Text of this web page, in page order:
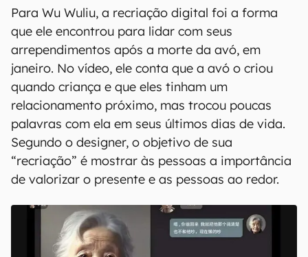
pessoa falecida tem gerado debate entre
internautas. De um lado, há quem veja que a IA
pode auxiliar as pessoas enlutadas a lidar com a
partida de um ente querido e trazer algum
conforto. De outro, há quem se preocupe que as
versões digitais levem as pessoas em luto a um
estado mais depressivo ou a se prender demais
ao passado.
Para Wu Wuliu, a recriação digital foi a forma
que ele encontrou para lidar com seus
arrependimentos após a morte da avó, em
janeiro. No vídeo, ele conta que a avó o criou
quando criança e que eles tinham um